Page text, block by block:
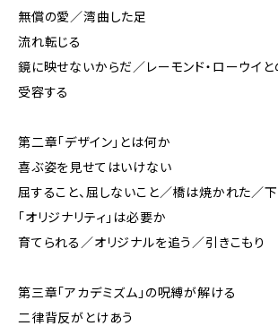
無償の愛／湾曲した足
流れ転じる
鏡に映せないからだ／レーモンド・ローウイ
受容する
第二章「デザイン」とは何か
喜ぶ姿を見せてはいけない
屈すること、屈しないこと／橋は焼かれた／
「オリジナリティ」は必要か
育てられる／オリジナルを追う／引きこもり
第三章「アカデミズム」の呪縛が解ける
二律背反がとけあう